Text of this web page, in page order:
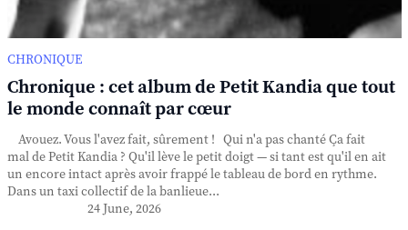
CHRONIQUE
Chronique : cet album de Petit Kandia que tout
le monde connaît par cœur
Avouez. Vous l'avez fait, sûrement ! Qui n'a pas chanté Ça fait
mal de Petit Kandia ? Qu'il lève le petit doigt — si tant est qu'il en ait
un encore intact après avoir frappé le tableau de bord en rythme.
Dans un taxi collectif de la banlieue...
24 June, 2026